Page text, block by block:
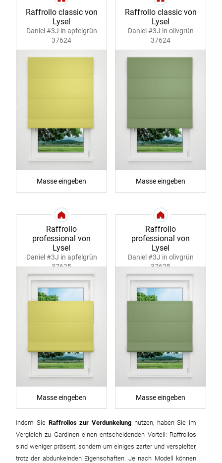
Raffrollo classic von
Lysel
Daniel #3J in apfelgrün
37624
Masse eingeben
Raffrollo classic von
Lysel
Daniel #3J in olivgrün
37624
Masse eingeben
Raffrollo
professional von
Lysel
Daniel #3J in apfelgrün
37625
Masse eingeben
Raffrollo
professional von
Lysel
Daniel #3J in olivgrün
37625
Masse eingeben
Indem Sie Raffrollos zur Verdunkelung nutzen, haben Sie im
Vergleich zu Gardinen einen entscheidenden Vorteil: Raffrollos
sind weniger präsent, sondern um einiges zarter und verspielter,
trotz der abdunkelnden Eigenschaften. Je nach Modell können